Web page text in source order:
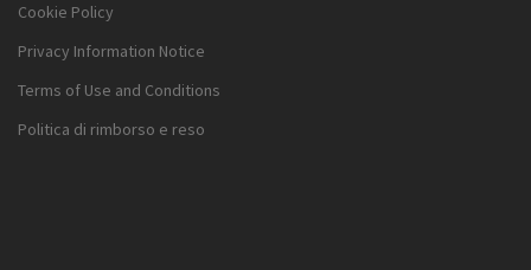
Cookie Policy
Privacy Information Notice
Terms of Use and Conditions
Politica di rimborso e reso